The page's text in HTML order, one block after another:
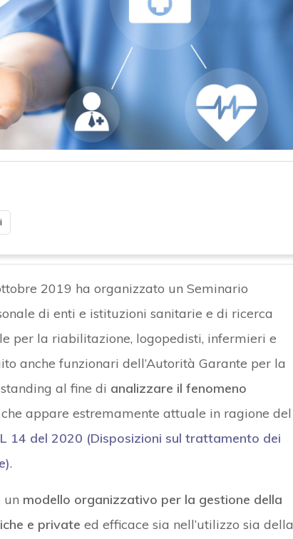
2019 ha organizzato un Seminario
di enti e istituzioni sanitarie e di ricerca
per la riabilitazione, logopedisti, infermieri e
anche funzionari dell’Autorità Garante per la
al fine di analizzare il fenomeno
appare estremamente attuale in ragione del
14 del 2020 (Disposizioni sul trattamento dei
.
un modello organizzativo per la gestione della
e private ed efficace sia nell’utilizzo sia della